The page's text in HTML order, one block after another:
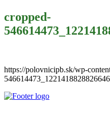
cropped-
https://polovnicipb.sk/wp-